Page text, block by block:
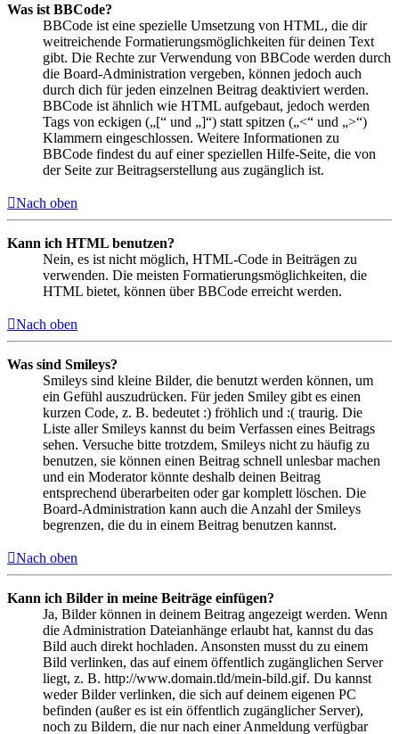
Was ist BBCode?
BBCode ist eine spezielle Umsetzung von HTML, die dir
weitreichende Formatierungsmöglichkeiten für deinen Text
gibt. Die Rechte zur Verwendung von BBCode werden durch
die Board-Administration vergeben, können jedoch auch
durch dich für jeden einzelnen Beitrag deaktiviert werden.
BBCode ist ähnlich wie HTML aufgebaut, jedoch werden
Tags von eckigen („[“ und „]“) statt spitzen („<“ und „>“)
Klammern eingeschlossen. Weitere Informationen zu
BBCode findest du auf einer speziellen Hilfe-Seite, die von
der Seite zur Beitragserstellung aus zugänglich ist.
Nach oben
Kann ich HTML benutzen?
Nein, es ist nicht möglich, HTML-Code in Beiträgen zu
verwenden. Die meisten Formatierungsmöglichkeiten, die
HTML bietet, können über BBCode erreicht werden.
Nach oben
Was sind Smileys?
Smileys sind kleine Bilder, die benutzt werden können, um
ein Gefühl auszudrücken. Für jeden Smiley gibt es einen
kurzen Code, z. B. bedeutet :) fröhlich und :( traurig. Die
Liste aller Smileys kannst du beim Verfassen eines Beitrags
sehen. Versuche bitte trotzdem, Smileys nicht zu häufig zu
benutzen, sie können einen Beitrag schnell unlesbar machen
und ein Moderator könnte deshalb deinen Beitrag
entsprechend überarbeiten oder gar komplett löschen. Die
Board-Administration kann auch die Anzahl der Smileys
begrenzen, die du in einem Beitrag benutzen kannst.
Nach oben
Kann ich Bilder in meine Beiträge einfügen?
Ja, Bilder können in deinem Beitrag angezeigt werden. Wenn
die Administration Dateianhänge erlaubt hat, kannst du das
Bild auch direkt hochladen. Ansonsten musst du zu einem
Bild verlinken, das auf einem öffentlich zugänglichen Server
liegt, z. B. http://www.domain.tld/mein-bild.gif. Du kannst
weder Bilder verlinken, die sich auf deinem eigenen PC
befinden (außer es ist ein öffentlich zugänglicher Server),
noch zu Bildern, die nur nach einer Anmeldung verfügbar